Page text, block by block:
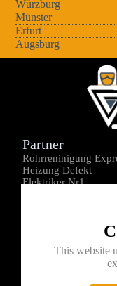
Würzburg
Münster
Erfurt
Augsburg
This website
Partner
Rohrreninigung
Heizung Defekt
Elektriker Nr1
Kontakt